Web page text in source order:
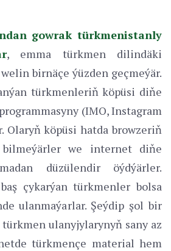
gowrak türkmenistanly
, emma türkmen dilindäki
birnäçe ýüzden geçmeýär.
türkmenleriň köpüsi diňe
(IMO, Instagram
Olaryň köpüsi hatda browzeriň
we internet diňe
düzülendir öýdýärler.
çykarýan türkmenler bolsa
ulanmaýarlar. Şeýdip şol bir
ulanyjylarynyň sany az
türkmençe material hem